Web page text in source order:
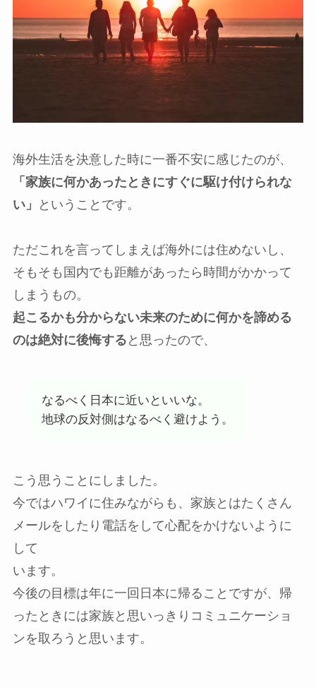
海外生活を決意した時に一番不安に感じたのが、
「家族に何かあったときにすぐに駆け付けられな
い」
ということです。
ただこれを言ってしまえば海外には住めないし、
そもそも国内でも距離があったら時間がかかって
しまうもの。
起こるかも分からない未来のために何かを諦める
のは絶対に後悔する と思ったので、
なるべく日本に近いといいな。
地球の反対側はなるべく避けよう。
こう思うことにしました。
今ではハワイに住みながらも、家族とはたくさん
メールをしたり電話をして心配をかけないように
して
います。
今後の目標は年に一回日本に帰ることですが、帰
ったときには家族と思いっきりコミュニケーショ
ンを取ろうと思います。